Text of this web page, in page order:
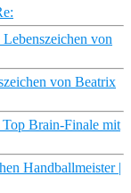
von
von Beatrix
Brain-Finale mit
Handballmeister |